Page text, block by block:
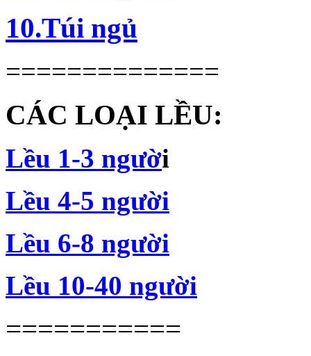
10.Túi ngủ
==============
CÁC LOẠI LỀU:
Lều 1-3 người
Lều 4-5 người
Lều 6-8 người
Lều 10-40 người
===========